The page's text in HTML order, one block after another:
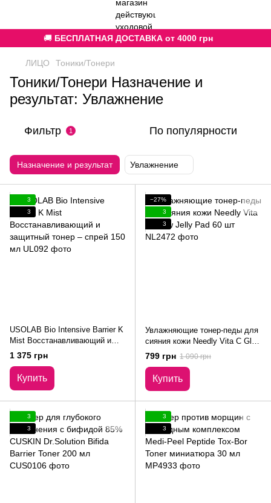
🚚 БЕСПЛАТНАЯ ДОСТАВКА от 4000 грн
ЛИЦО Тоники/Тонери
Тоники/Тонери Назначение и
результат: Увлажнение
Фильтр 1 По популярности
Назначение и результат Увлажнение
3
3
USOLAB Bio Intensive Barrier K
Mist Восстанавливающий и
защитный тонер – спрей 150
1 375 грн
Купить
−27%
3
3
Увлажняющие тонер-педы для
сияния кожи Needly Vita C Glow
Jelly Pad 60 шт
799 грн 1 090 грн
Купить
3
3
3
3